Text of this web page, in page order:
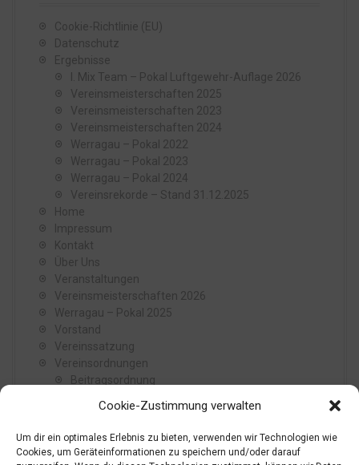
Cookie-Zustimmung verwalten
Um dir ein optimales Erlebnis zu bieten, verwenden wir Technologien wie
Cookies, um Geräteinformationen zu speichern und/oder darauf
Cookie-Richtlinie (EU)
Datenschutz
Ergebnisse
I. Mix Team – Pokal Luftgewehr-Auflage 2026
Vereinsmeisterschaften 2025
Vereinsmeisterschaften 2023
Vereinsmeisterschaften 2024
Werragau – Pokal 2022
Werragau – Pokal 2023
Werragau – Pokal 2024
Vereinsrekorde – Stand 31.12.2025
Home
Impressum
Kontakt
Über Uns
Veranstaltungen
Vereinsmeisterschaften 2026
Werragau – Pokal 2025
Vorstand
Vereinssatzung
Vereinsordnungen
Beitragsordnung
Wahlordnung
Vereinsjugendordnung
Vereinsgeschichte